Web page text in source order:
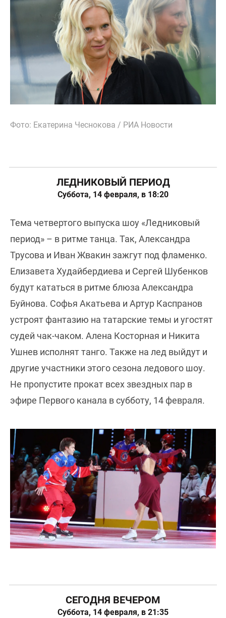
Фото: Екатерина Чеснокова / РИА Новости
ЛЕДНИКОВЫЙ ПЕРИОД
Суббота, 14 февраля, в 18:20
Тема четвертого выпуска шоу «Ледниковый
период» – в ритме танца. Так, Александра
Трусова и Иван Жвакин зажгут под фламенко.
Елизавета Худайбердиева и Сергей Шубенков
будут кататься в ритме блюза Александра
Буйнова. Софья Акатьева и Артур Каспранов
устроят фантазию на татарские темы и угостят
судей чак-чаком. Алена Косторная и Никита
Ушнев исполнят танго. Также на лед выйдут и
другие участники этого сезона ледового шоу.
Не пропустите прокат всех звездных пар в
эфире Первого канала в субботу, 14 февраля.
СЕГОДНЯ ВЕЧЕРОМ
Суббота, 14 февраля, в 21:35